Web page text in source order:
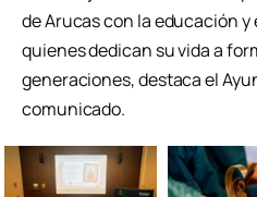
de Arucas con la educación
quienes dedican su vida a
generaciones, destaca el
comunicado.